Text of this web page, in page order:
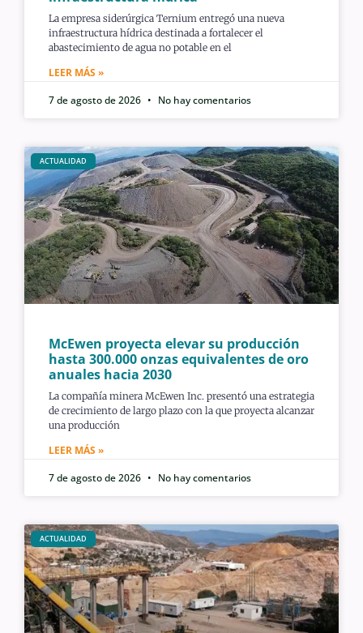
La empresa siderúrgica Ternium entregó una nueva
infraestructura hídrica destinada a fortalecer el
abastecimiento de agua no potable en el
LEER MÁS »
7 de agosto de 2026
No hay comentarios
ACTUALIDAD
McEwen proyecta elevar su producción
hasta 300.000 onzas equivalentes de oro
anuales hacia 2030
La compañía minera McEwen Inc. presentó una estrategia
de crecimiento de largo plazo con la que proyecta alcanzar
una producción
LEER MÁS »
7 de agosto de 2026
No hay comentarios
ACTUALIDAD